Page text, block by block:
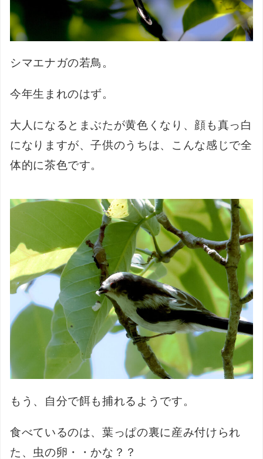
シマエナガの若鳥。
今年生まれのはず。
大人になるとまぶたが黄色くなり、顔も真っ白
になりますが、子供のうちは、こんな感じで全
体的に茶色です。
もう、自分で餌も捕れるようです。
食べているのは、葉っぱの裏に産み付けられ
た、虫の卵・・かな？？